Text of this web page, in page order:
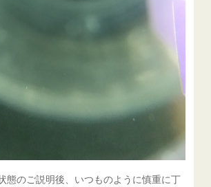
態のご説明後、いつものように慎重に丁